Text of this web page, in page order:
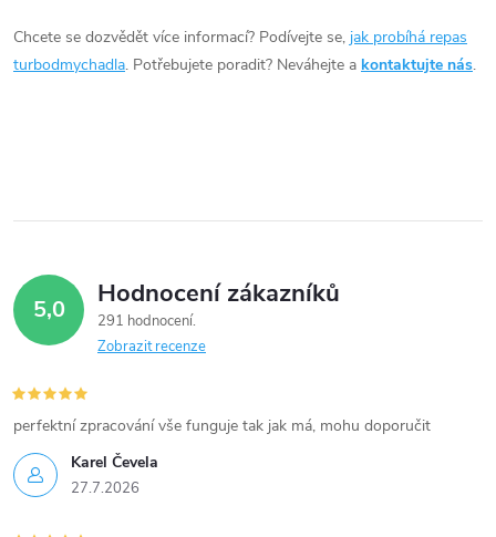
a
v
k
v
ý
p
Chcete se dozvědět více informací? Podívejte se, jak probíhá repas
turbodmychadla. Potřebujete poradit? Neváhejte a kontaktujte nás.
5,0 Hodnocení zákazníků
291 hodnocení
Zobrazit recenze
Karel Čevela
27.7.2026
perfektní zpracování vše funguje tak jak má, mohu doporučit